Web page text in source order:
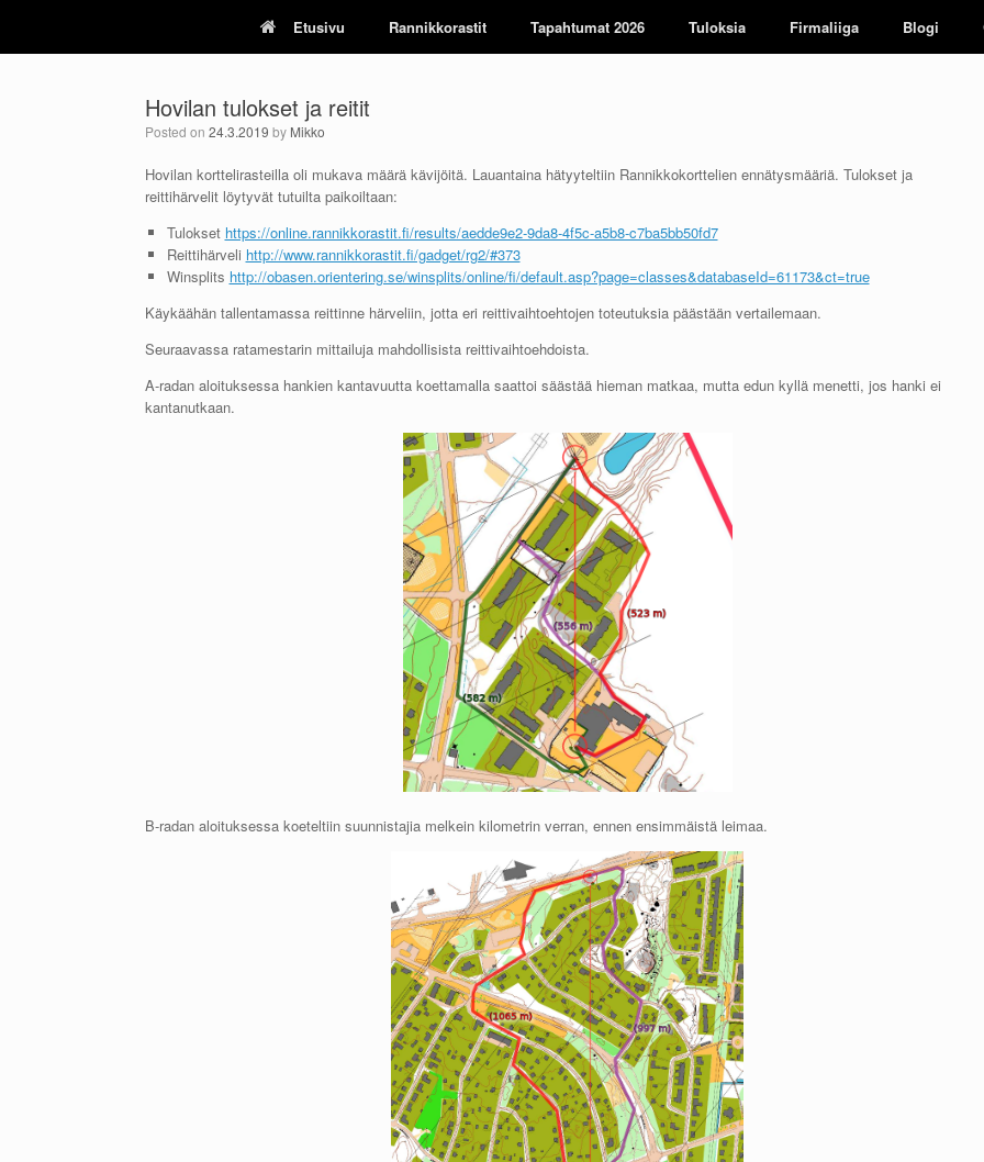
content
Etusivu Rannikkorastit Tapahtumat 2026 Tuloksia Firmaliiga Blogi
Hovilan tulokset ja reitit
Posted on 24.3.2019 by Mikko
Hovilan korttelirasteilla oli mukava määrä kävijöitä. Lauantaina hätyyteltiin Rannikkokorttelien ennätysmääriä. Tulokset ja
reittihärvelit löytyvät tutuilta paikoiltaan:
Tulokset https://online.rannikkorastit.fi/results/aedde9e2-9da8-4f5c-a5b8-c7ba5bb50fd7
Reittihärveli http://www.rannikkorastit.fi/gadget/rg2/#373
Winsplits http://obasen.orientering.se/winsplits/online/fi/default.asp?page=classes&databaseId=61173&ct=true
Käykäähän tallentamassa reittinne härveliin, jotta eri reittivaihtoehtojen toteutuksia päästään vertailemaan.
Seuraavassa ratamestarin mittailuja mahdollisista reittivaihtoehdoista.
A-radan aloituksessa hankien kantavuutta koettamalla saattoi säästää hieman matkaa, mutta edun kyllä menetti, jos hanki ei
kantanutkaan.
B-radan aloituksessa koeteltiin suunnistajia melkein kilometrin verran, ennen ensimmäistä leimaa.